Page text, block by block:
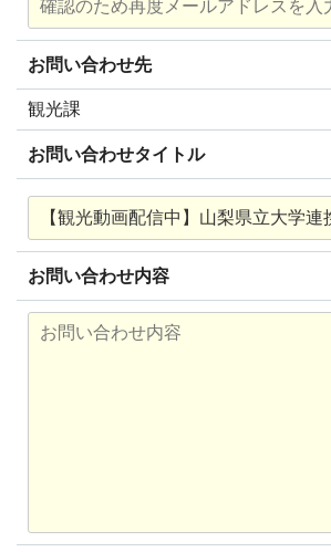
お問い合わせ先
観光課
お問い合わせタイトル
お問い合わせ内容